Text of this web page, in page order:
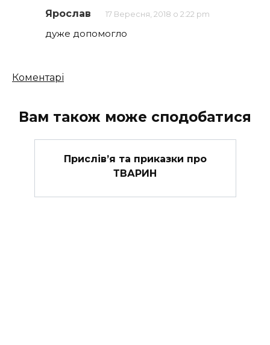
Ярослав 17 Вересня, 2018 о 2:22 pm
дуже допомогло
Кількість
Коментарі
Вам також може сподобатися
Прислів’я та приказки про
ТВАРИН